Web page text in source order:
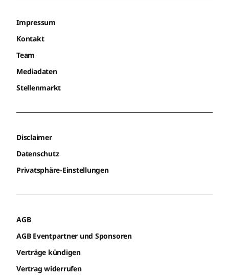
Impressum
Kontakt
Team
Mediadaten
Stellenmarkt
Disclaimer
Datenschutz
Privatsphäre-Einstellungen
AGB
AGB Eventpartner und Sponsoren
Verträge kündigen
Vertrag widerrufen